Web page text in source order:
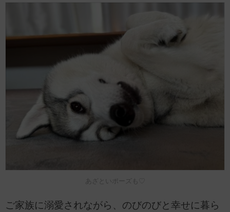
あざといポーズも♡
ご家族に溺愛されながら、のびのびと幸せに暮ら